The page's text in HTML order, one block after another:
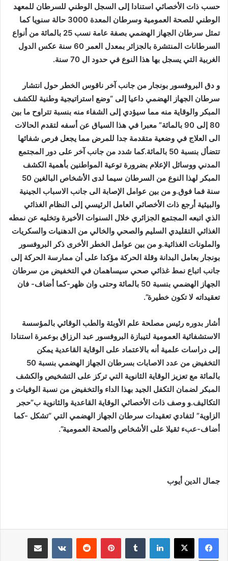
حسب ذات الأخصائي استنادا إلى السجل الوطني للسرطان للمعهد
الوطني للصحة العمومية وسرطان المعدة 3000 حالة سنويا كما
تمثل سرطان الجهاز الهضمي بصفة عامة نسب 25 بالمائة من أنواع
السرطانات المنتشرة بالجزائر بمعدل العمر 60 سنة عكس الدول
الغربية التي يسجل بها هذا النوع في حدود ال 70 سنة.
و دق البروفسور بونجار من جانب آخر ناقوس الخطر حول انتشار
سرطان الجهاز الهضمي داعيا إلى “وضع استراتيجية وطنية للكشف
المبكر والوقاية منه مما سيؤدي إلى الشفاء منه بنسبة تتراوح ما بين
80 إلى 90 بالمائة” معبرا في هذا السياق عن أسفه لتقدم الحالات
الى العلاج في وضعية متقدمة جدا للمرض مما يجعل فرص شفائها
تتضأل بنسبة 50 بالمائة.كما شدد من جانب آخر على دور المجتمع
المدني ووسائل الإعلام بضرورة توعية المواطنين بأهمية الكشف
المبكر لهذا النوع من السرطان سيما لدى الأشخاص البالغين 50
سنة فما فوق.و من بين عوامل الإصابة الى جانب الاسباب الجينية
والبيئية أرجع ذات الأخصائي العامل الرئيسي إلى النظام الغذائي
الذي اتبعه المجتمع الجزائري خلال السنوات الأخيرة وتخليه عن نمطه
الغذائي التقليدي السليم والصحي والخالي من الدهنيات والسكريات
والملونات الغذائية.و من بين عوامل الخطر الأخرى ذكر البروفسور
بونجار بعامل البدانة وقلة الحركة مؤكدا على أن ممارسة الحركة إلى
جانب اتباع نمط غذائي صحي سيساهمان في التخفيض من سرطان
الجهاز الهضمي بنسبة 50 بالمائة وحتى وان ظهر-كما أضاف- فان
تعقيداته لا تكون خطيرة”.
أشار بدوره رئيس مصلحة علم الأوبئة والطب الوقائي بالمؤسسة
الاستشفائية العمومية لتيبازة البروفسور عبد الرزاق بوعمرة استنادا
إلى دراسات علمية أنه بالاعتماد على الوقاية القاعدية يمكن
التخفيض من عدد الاصابات بسرطان الجهاز الهضمي بنسبة 50
بالمائة مع تعزيز الوقاية الثانوية التي تركز على التشخيص والكشف
المبكر لضمان التكفل الجيد بهذا الداء والتخفيض من نسبة الوفيات و
التكاليف.و وصف ذات الأخصائي الوقاية القاعدية والثانوية ب”حجر
الزاوية” لتفادي تعقيدات سرطان الجهاز الهضمي التي “تشكل -كما
أضاف-عبء ثقيلا على الأشخاص والصحة العمومية”.
جمال الدين أيوب
لينكدإن بينتيريست